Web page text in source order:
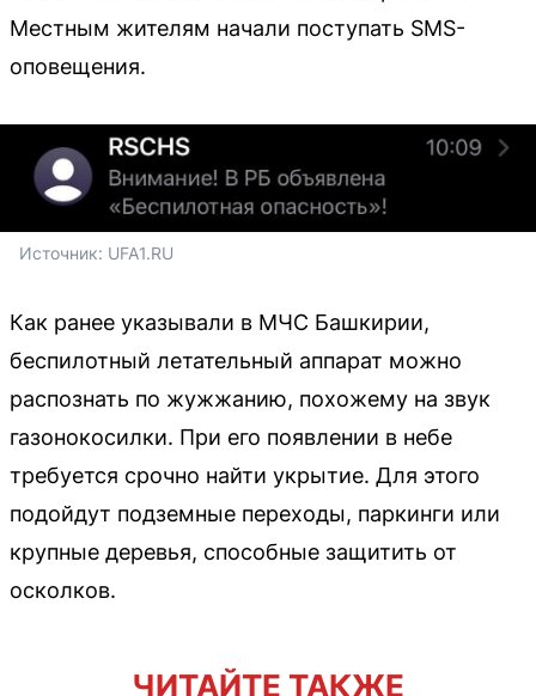
Местным жителям начали поступать SMS-
оповещения.
Источник: UFA1.RU
Как ранее указывали в МЧС Башкирии,
беспилотный летательный аппарат можно
распознать по жужжанию, похожему на звук
газонокосилки. При его появлении в небе
требуется срочно найти укрытие. Для этого
подойдут подземные переходы, паркинги или
крупные деревья, способные защитить от
осколков.
ЧИТАЙТЕ ТАКЖЕ